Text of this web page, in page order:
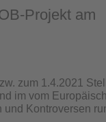
Projekt am
zum 1.4.2021
im vom
Kontroversen